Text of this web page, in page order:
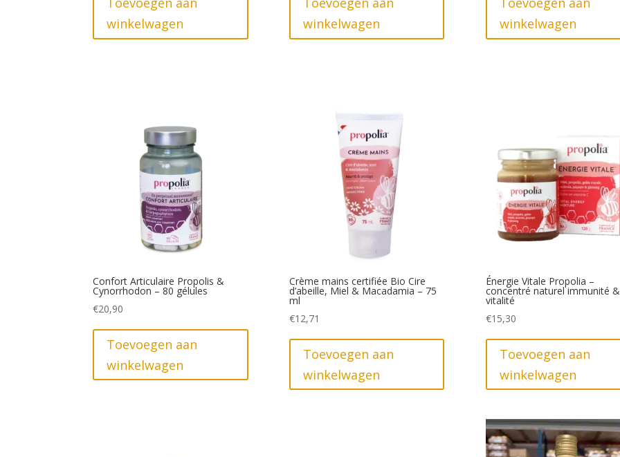
winkelwagen
winkelwagen
winkelwagen
Confort Articulaire Propolis &
Cynorrhodon – 80 gélules
€20,90
Toevoegen aan
winkelwagen
Crème mains certifiée Bio Cire
d’abeille, Miel & Macadamia – 75
ml
€12,71
Toevoegen aan
winkelwagen
Énergie Vitale Propolia –
concentré naturel immunité &
vitalité
€15,30
Toevoegen aan
winkelwagen